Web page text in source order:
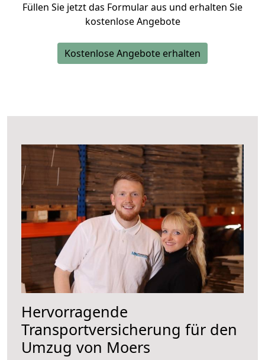
Füllen Sie jetzt das Formular aus und erhalten Sie
kostenlose Angebote
Kostenlose Angebote erhalten
Hervorragende
Transportversicherung für den
Umzug von Moers